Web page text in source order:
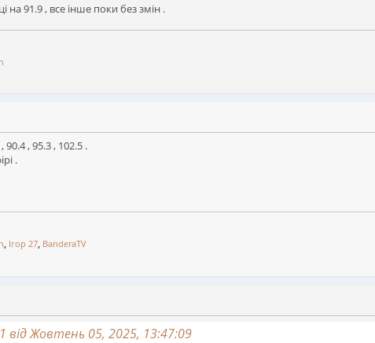
на 91.9 , все інше поки без змін .
, 95.3 , 102.5 .
.
, Ігор 27, BanderaTV
Жовтень 05, 2025, 13:47:09